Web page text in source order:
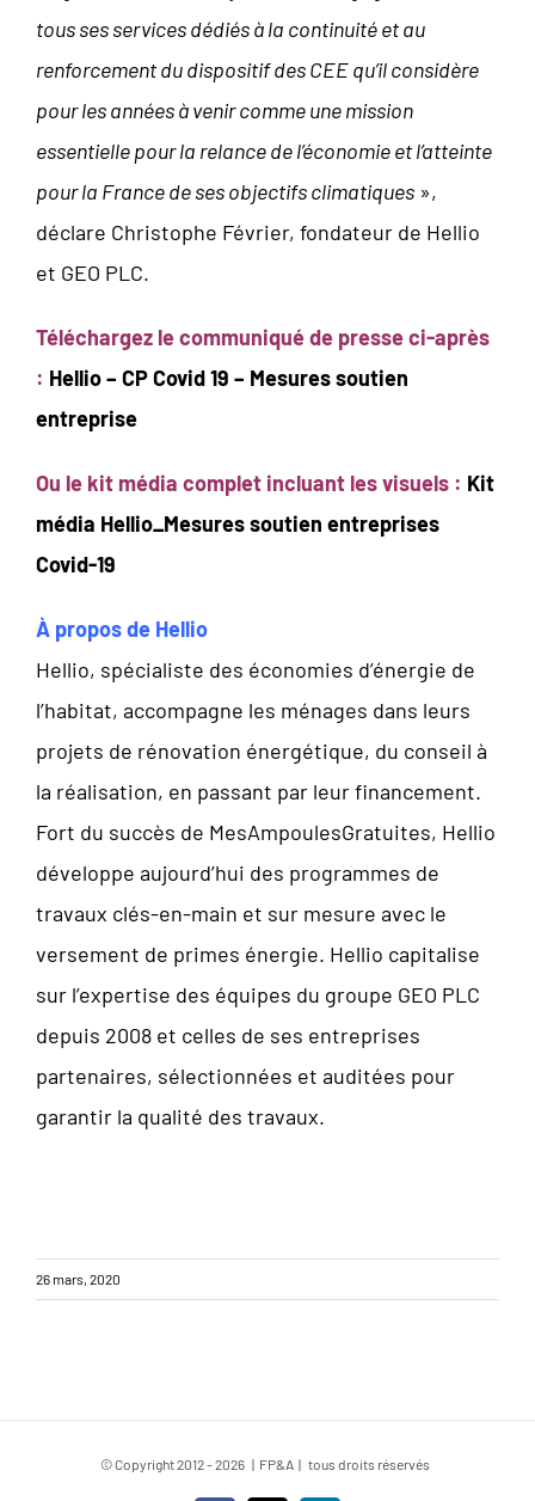
tous ses services dédiés à la continuité et au
renforcement du dispositif des CEE qu’il considère
pour les années à venir comme une mission
essentielle pour la relance de l’économie et l’atteinte
pour la France de ses objectifs climatiques »,
déclare Christophe Février, fondateur de Hellio
et GEO PLC.
Téléchargez le communiqué de presse ci-après
: Hellio – CP Covid 19 – Mesures soutien
entreprise
Ou le kit média complet incluant les visuels : Kit
média Hellio_Mesures soutien entreprises
Covid-19
À propos de Hellio
Hellio, spécialiste des économies d’énergie de
l’habitat, accompagne les ménages dans leurs
projets de rénovation énergétique, du conseil à
la réalisation, en passant par leur financement.
Fort du succès de MesAmpoulesGratuites, Hellio
développe aujourd’hui des programmes de
travaux clés-en-main et sur mesure avec le
versement de primes énergie. Hellio capitalise
sur l’expertise des équipes du groupe GEO PLC
depuis 2008 et celles de ses entreprises
partenaires, sélectionnées et auditées pour
garantir la qualité des travaux.
26 mars, 2020
© Copyright 2012 -2026 | FP&A | tous droits réservés